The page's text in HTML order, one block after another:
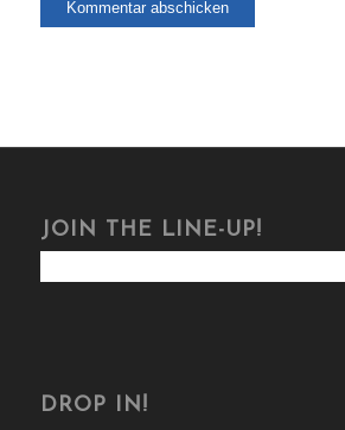
JOIN THE LINE-UP!
DROP IN!